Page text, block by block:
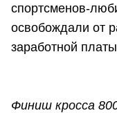
спортсменов-
освобождали от
заработной
Финиш кросса